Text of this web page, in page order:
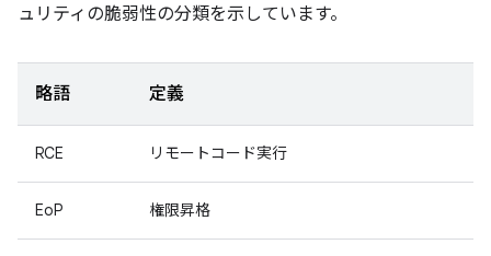
ュリティの脆弱性の分類を示しています。
略語 定義
RCE リモートコード実行
EoP 権限昇格